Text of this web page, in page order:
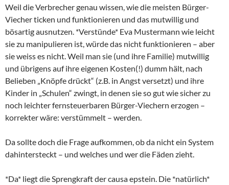
Weil die Verbrecher genau wissen, wie die meisten Bürger-
Viecher ticken und funktionieren und das mutwillig und
bösartig ausnutzen. *Verstünde* Eva Mustermann wie leicht
sie zu manipulieren ist, würde das nicht funktionieren – aber
sie weiss es nicht. Weil man sie (und ihre Familie) mutwillig
und übrigens auf ihre eigenen Kosten(!) dumm hält, nach
Belieben „Knöpfe drückt“ (z.B. in Angst versetzt) und ihre
Kinder in „Schulen“ zwingt, in denen sie so gut wie sicher zu
noch leichter fernsteuerbaren Bürger-Viechern erzogen –
korrekter wäre: verstümmelt – werden.
Da sollte doch die Frage aufkommen, ob da nicht ein System
dahintersteckt – und welches und wer die Fäden zieht.
*Da* liegt die Sprengkraft der causa epstein. Die *natürlich*